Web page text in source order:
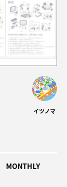
イツノマ
MONTHLY